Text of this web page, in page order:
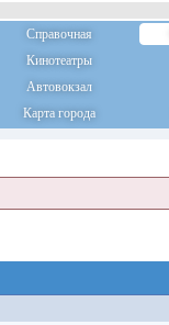
Справочная
Кинотеатры
Автовокзал
Карта города